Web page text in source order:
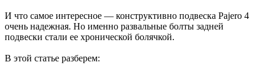
И что самое интересное — конструктивно подвеска Pajero 4
очень надежная. Но именно развальные болты задней
подвески стали ее хронической болячкой.
В этой статье разберем: